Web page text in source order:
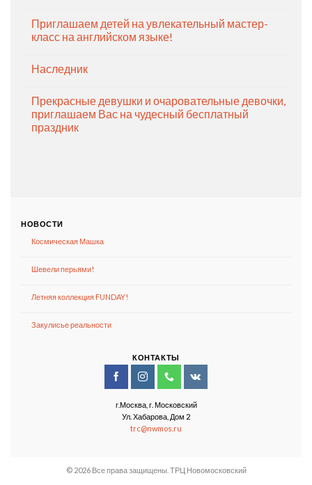
Приглашаем детей на увлекательный мастер-
класс на английском языке!
Наследник
Прекрасные девушки и очаровательные девочки,
приглашаем Вас на чудесный бесплатный
праздник
НОВОСТИ
Космическая Машка
Шевели перьями!
Летняя коллекция FUNDAY!
Закулисье реальности
КОНТАКТЫ
г.Москва, г. Московский
Ул. Хабарова, Дом 2
trc@nwmos.ru
© 2026 Все права защищены. ТРЦ Новомосковский